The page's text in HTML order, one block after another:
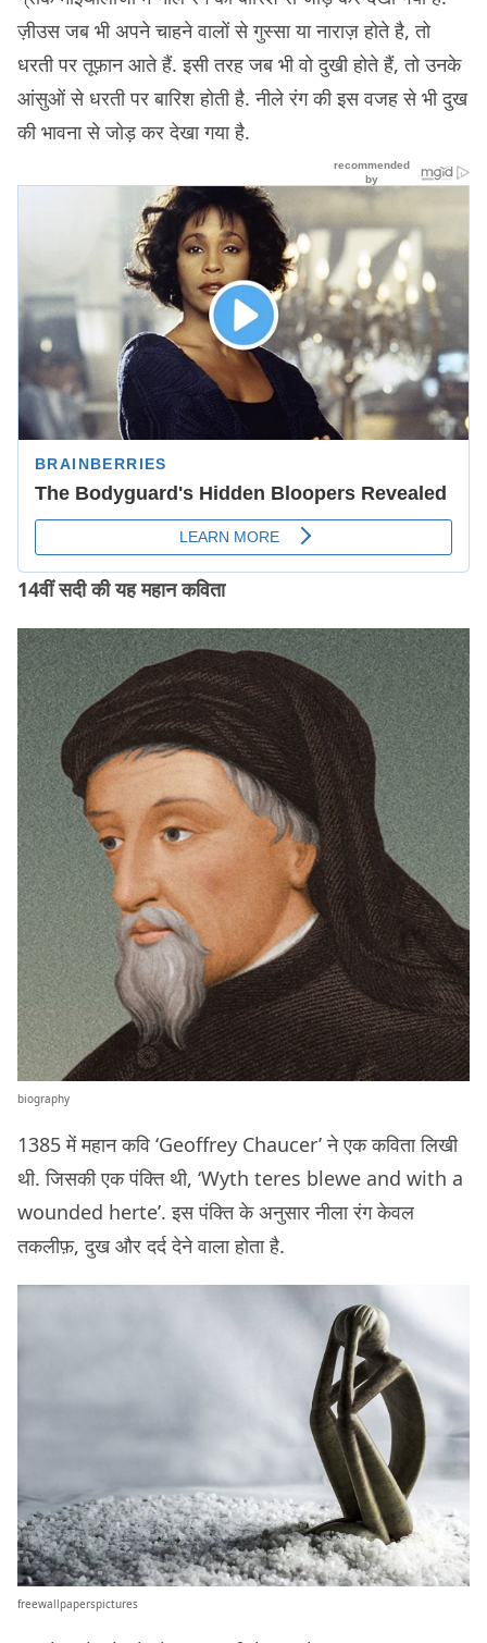
ज़ीउस जब भी अपने चाहने वालों से गुस्सा या नाराज़ होते है, तो
धरती पर तूफ़ान आते हैं. इसी तरह जब भी वो दुखी होते हैं, तो उनके
आंसुओं से धरती पर बारिश होती है. नीले रंग की इस वजह से भी दुख
की भावना से जोड़ कर देखा गया है.
14वीं सदी की यह महान कविता
biography
1385 में महान कवि ‘Geoffrey Chaucer’ ने एक कविता लिखी
थी. जिसकी एक पंक्ति थी, ‘Wyth teres blewe and with a
wounded herte’. इस पंक्ति के अनुसार नीला रंग केवल
तकलीफ़, दुख और दर्द देने वाला होता है.
freewallpaperspictures